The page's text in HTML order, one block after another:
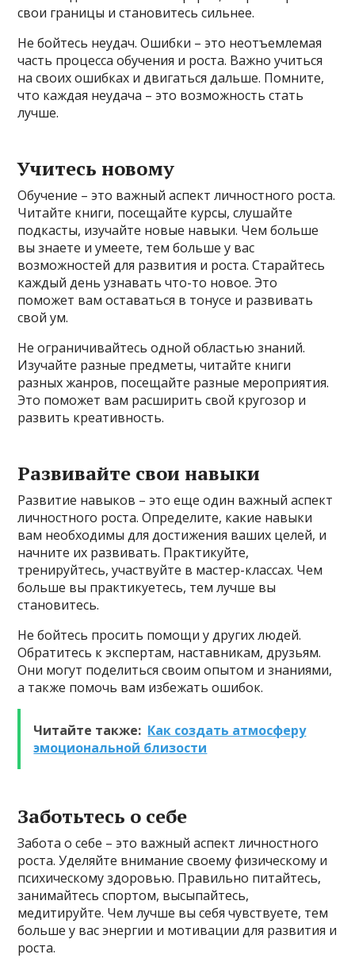
свои границы и становитесь сильнее.
Не бойтесь неудач. Ошибки – это неотъемлемая
часть процесса обучения и роста. Важно учиться
на своих ошибках и двигаться дальше. Помните,
что каждая неудача – это возможность стать
лучше.
Учитесь новому
Обучение – это важный аспект личностного роста.
Читайте книги, посещайте курсы, слушайте
подкасты, изучайте новые навыки. Чем больше
вы знаете и умеете, тем больше у вас
возможностей для развития и роста. Старайтесь
каждый день узнавать что-то новое. Это
поможет вам оставаться в тонусе и развивать
свой ум.
Не ограничивайтесь одной областью знаний.
Изучайте разные предметы, читайте книги
разных жанров, посещайте разные мероприятия.
Это поможет вам расширить свой кругозор и
развить креативность.
Развивайте свои навыки
Развитие навыков – это еще один важный аспект
личностного роста. Определите, какие навыки
вам необходимы для достижения ваших целей, и
начните их развивать. Практикуйте,
тренируйтесь, участвуйте в мастер-классах. Чем
больше вы практикуетесь, тем лучше вы
становитесь.
Не бойтесь просить помощи у других людей.
Обратитесь к экспертам, наставникам, друзьям.
Они могут поделиться своим опытом и знаниями,
а также помочь вам избежать ошибок.
Читайте также: Как создать атмосферу
эмоциональной близости
Заботьтесь о себе
Забота о себе – это важный аспект личностного
роста. Уделяйте внимание своему физическому и
психическому здоровью. Правильно питайтесь,
занимайтесь спортом, высыпайтесь,
медитируйте. Чем лучше вы себя чувствуете, тем
больше у вас энергии и мотивации для развития и
роста.